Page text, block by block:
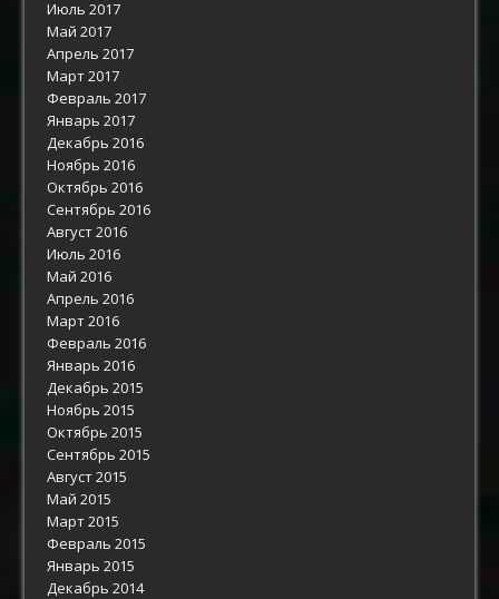
Июль 2017
Май 2017
Апрель 2017
Март 2017
Февраль 2017
Январь 2017
Декабрь 2016
Ноябрь 2016
Октябрь 2016
Сентябрь 2016
Август 2016
Июль 2016
Май 2016
Апрель 2016
Март 2016
Февраль 2016
Январь 2016
Декабрь 2015
Ноябрь 2015
Октябрь 2015
Сентябрь 2015
Август 2015
Май 2015
Март 2015
Февраль 2015
Январь 2015
Декабрь 2014